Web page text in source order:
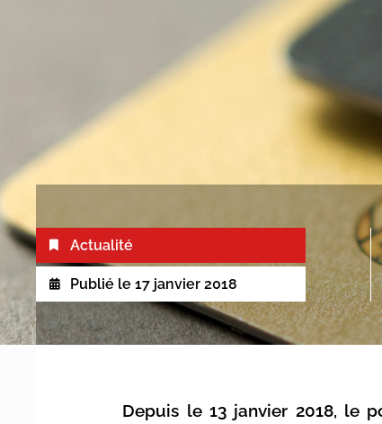
Actualité
Publié le 17 janvier 2018
Depuis le 13 janvier 2018, le